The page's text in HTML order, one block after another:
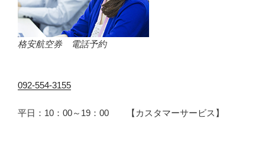
格安航空券 電話予約
092-554-3155
平日：10：00～19：00 【カスタマーサービス】